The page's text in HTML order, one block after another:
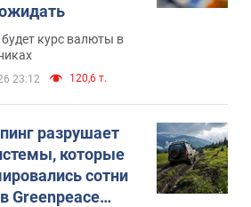
курс валюты в
23:12 120,6 т.
разрушает
которые
сотни
Greenpeace